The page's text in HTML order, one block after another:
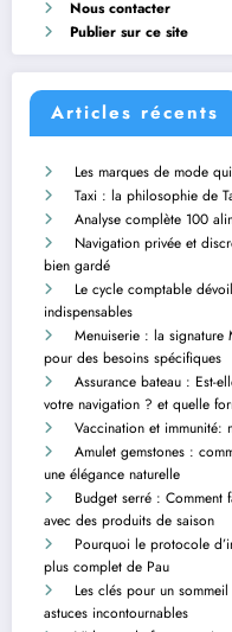
Nous contacter
Publier sur ce site
Articles récents
Les marques de mode
Taxi : la philosophie de
Analyse complète 100
Navigation privée et
bien gardé
Le cycle comptable
indispensables
Menuiserie : la
pour des besoins spécifiques
Assurance bateau : Est-
votre navigation ? et quelle
Vaccination et immunité:
Amulet gemstones :
une élégance naturelle
Budget serré : Comment
avec des produits de saison
Pourquoi le protocole
plus complet de Pau
Les clés pour un
astuces incontournables